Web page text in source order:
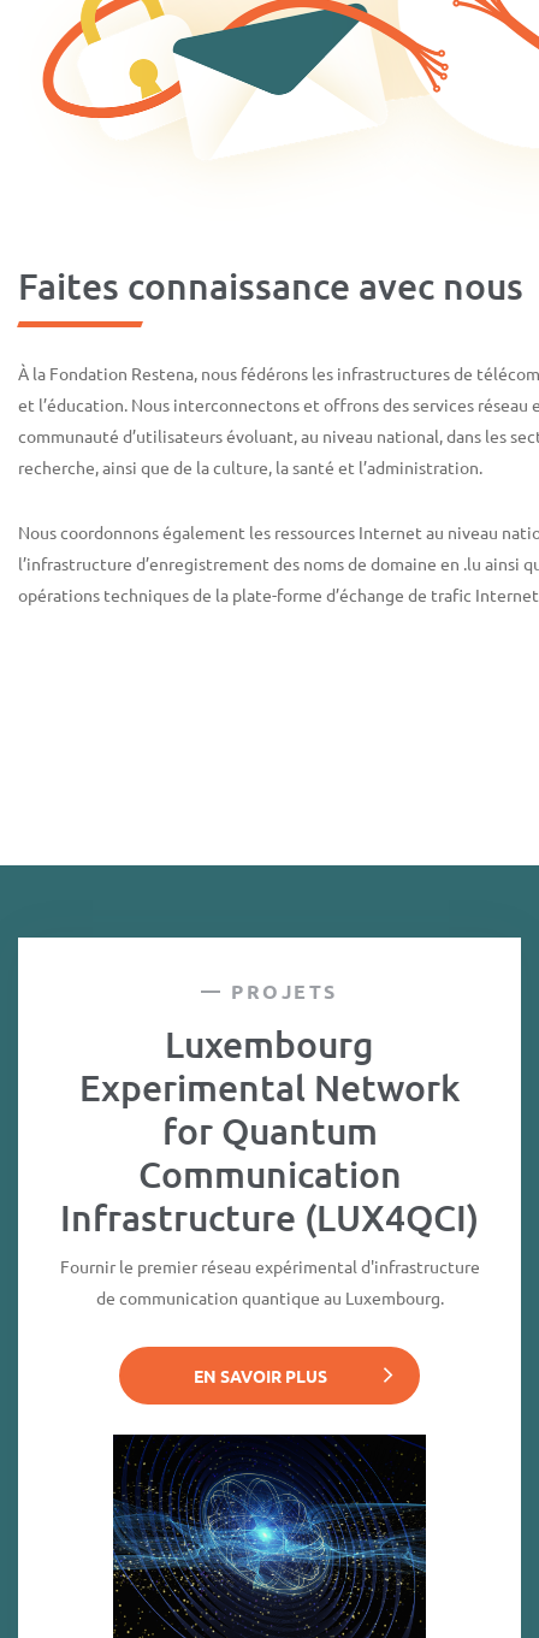
Faites connaissance avec nous
À la Fondation Restena, nous fédérons les infrastructures de
et l’éducation. Nous interconnectons et offrons des services réseau
communauté d’utilisateurs évoluant, au niveau national, dans les
recherche, ainsi que de la culture, la santé et l’administration.
Nous coordonnons également les ressources Internet au niveau
l’infrastructure d’enregistrement des noms de domaine en .lu ainsi
opérations techniques de la plate-forme d’échange de trafic Internet
PROJETS
Luxembourg
Experimental Network
for Quantum
Communication
Infrastructure (LUX4QCI)
Fournir le premier réseau expérimental d'infrastructure
de communication quantique au Luxembourg.
EN SAVOIR PLUS